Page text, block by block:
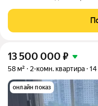
поликлиники, детские
Терлецкий лесопарки с
13 500 000 ₽
58 м² 2-комн. квартира 14
онлайн показ